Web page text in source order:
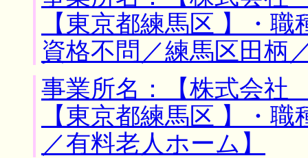
【東京都練馬区 】・
資格不問／練馬区田柄
事業所名：【株式会
【東京都練馬区 】・
／有料老人ホーム】